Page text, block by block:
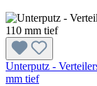
Unterputz -
mm tief